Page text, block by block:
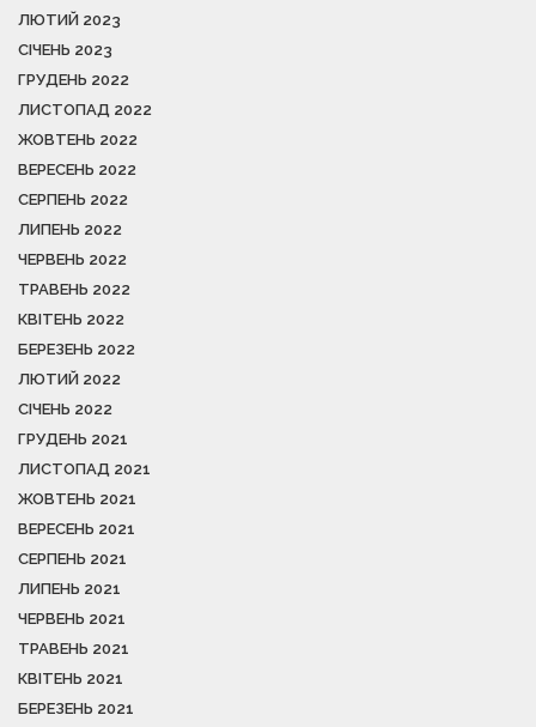
ЛЮТИЙ 2023
СІЧЕНЬ 2023
ГРУДЕНЬ 2022
ЛИСТОПАД 2022
ЖОВТЕНЬ 2022
ВЕРЕСЕНЬ 2022
СЕРПЕНЬ 2022
ЛИПЕНЬ 2022
ЧЕРВЕНЬ 2022
ТРАВЕНЬ 2022
КВІТЕНЬ 2022
БЕРЕЗЕНЬ 2022
ЛЮТИЙ 2022
СІЧЕНЬ 2022
ГРУДЕНЬ 2021
ЛИСТОПАД 2021
ЖОВТЕНЬ 2021
ВЕРЕСЕНЬ 2021
СЕРПЕНЬ 2021
ЛИПЕНЬ 2021
ЧЕРВЕНЬ 2021
ТРАВЕНЬ 2021
КВІТЕНЬ 2021
БЕРЕЗЕНЬ 2021